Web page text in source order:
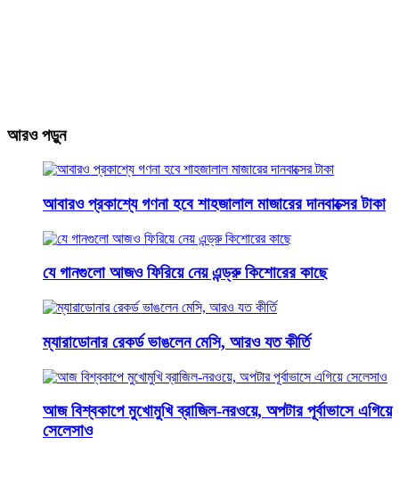
আরও পড়ুন
আবারও প্রকাশ্যে গণনা হবে শাহজালাল মাজারের দানবাক্সের টাকা
যে গানগুলো আজও ফিরিয়ে নেয় এন্ড্রু কিশোরের কাছে
ম্যারাডোনার রেকর্ড ভাঙলেন মেসি, আরও যত কীর্তি
আজ বিশ্বকাপে মুখোমুখি ব্রাজিল-নরওয়ে, অপটার পূর্বাভাসে এগিয়ে
সেলেসাও